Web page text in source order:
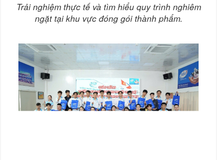
Trải nghiệm thực tế và tìm hiểu quy trình nghiêm
ngặt tại khu vực đóng gói thành phẩm.